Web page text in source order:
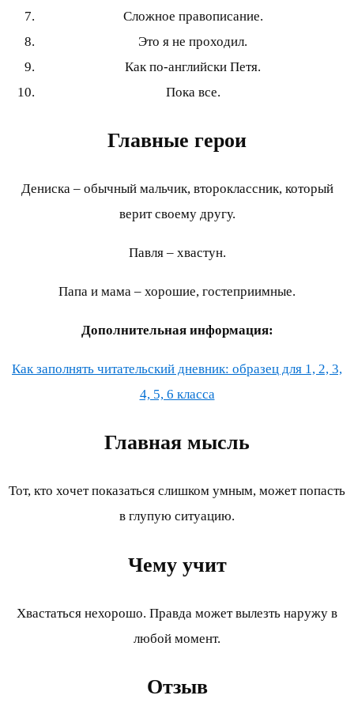
Сложное правописание.
Это я не проходил.
Как по-английски Петя.
Пока все.
Главные герои
Дениска – обычный мальчик, второклассник, который
верит своему другу.
Павля – хвастун.
Папа и мама – хорошие, гостеприимные.
Дополнительная информация:
Как заполнять читательский дневник: образец для 1, 2, 3,
4, 5, 6 класса
Главная мысль
Тот, кто хочет показаться слишком умным, может попасть
в глупую ситуацию.
Чему учит
Хвастаться нехорошо. Правда может вылезть наружу в
любой момент.
Отзыв